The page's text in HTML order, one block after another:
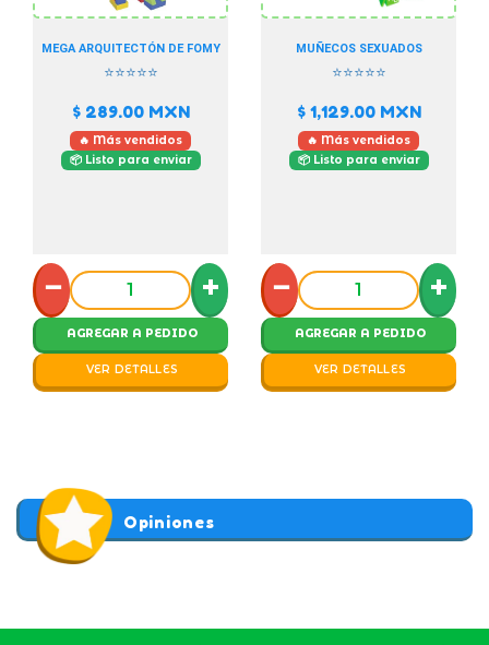
MEGA ARQUITECTÓN DE FOMY
⭐⭐⭐⭐⭐
$ 289.00MXN
🔥 Más vendidos
📦 Listo para enviar
− +
AGREGAR A PEDIDO
VER DETALLES
MUÑECOS SEXUADOS
⭐⭐⭐⭐⭐
$ 1,129.00MXN
🔥 Más vendidos
📦 Listo para enviar
− +
AGREGAR A PEDIDO
VER DETALLES
Opiniones